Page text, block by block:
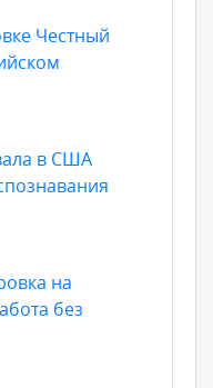
Честный
в США
на
без